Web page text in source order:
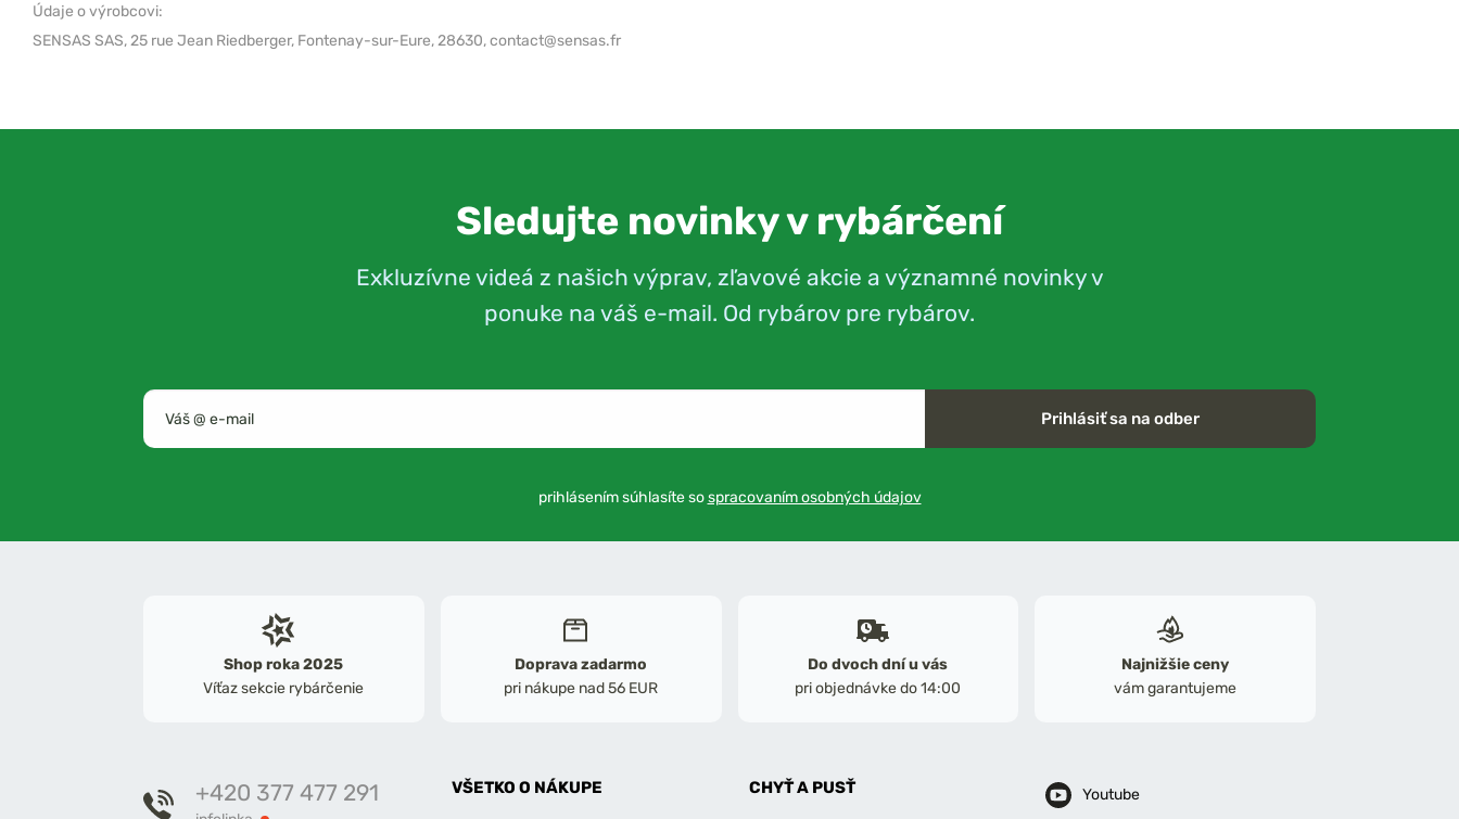
Údaje o výrobcovi:
SENSAS SAS,25 rue Jean Riedberger, Fontenay-sur-Eure, 28630,contact@sensas.fr
Sledujte novinky v rybárčení
Exkluzívne videá z našich výprav, zľavové akcie a významné novinky v
ponuke na váš e-mail. Od rybárov pre rybárov.
Prihlásiť sa na odber
prihlásením súhlasíte sospracovaním osobných údajov
Shop roka 2025
Víťaz sekcie rybárčenie
Doprava zadarmo
pri nákupe nad 56 EUR
Do dvoch dní u vás
pri objednávke do 14:00
Najnižšie ceny
vám garantujeme
+420 377 477 291 VŠETKO O NÁKUPE CHYŤ A PUSŤ Youtube